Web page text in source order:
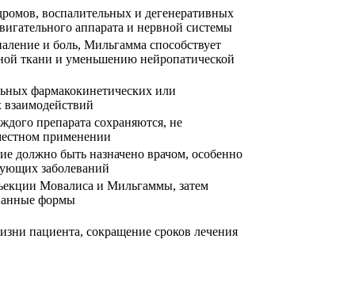
воспалительных и дегенеративных
аппарата и нервной системы
и боль, Мильгамма способствует
ткани и уменьшению нейропатической
фармакокинетических или
препарата сохраняются, не
применении
должно быть назначено врачом, особенно
заболеваний
Мовалиса и Мильгаммы, затем
формы
пациента, сокращение сроков лечения